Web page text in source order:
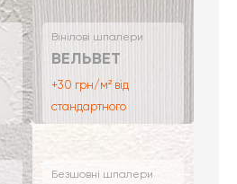
Вінілові шпалери
ВЕЛЬВЕТ
+30 грн/м² від
стандартного
Безшовні шпалери